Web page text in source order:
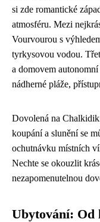
si zde romantické
atmosféru. Mezi
Vourvourou s
tyrkysovou vodou.
a domovem
nádherné pláže,
Dovolená na
koupání a slunění se
ochutnávku místních
Nechte se okouzlit
nezapomenutelnou
Ubytování: Od